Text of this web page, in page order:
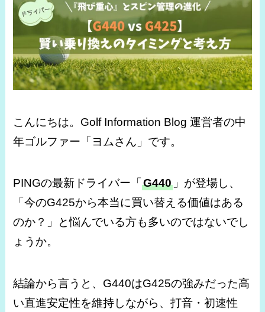
こんにちは。Golf Information Blog 運営者の中
年ゴルファー「ヨムさん」です。
PINGの最新ドライバー「G440 」が登場し、
「今のG425から本当に買い替える価値はある
のか？」と悩んでいる方も多いのではないでし
ょうか。
結論から言うと、G440はG425の強みだった高
い直進安定性を維持しながら、打音・初速性